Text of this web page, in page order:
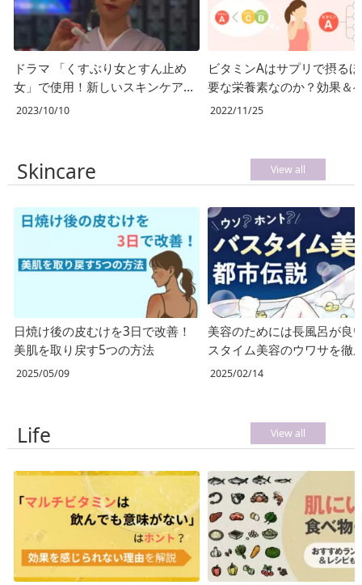
ドラマ 「くすぶり女とすん止め
女」で使用！新しいスキンケアは
ビタミンC？
2023/10/10
ビタミンAはサプリで摂る
要な栄養素なのか？効果＆
な摂り方
2022/11/25
View all
Skincare
日焼け後の皮むけを3日で改善！
美肌を取り戻す5つの方法
2025/05/09
美容のためには長風呂が良
スタイム美容のウワサを徹
査！
2025/02/14
View all
Life